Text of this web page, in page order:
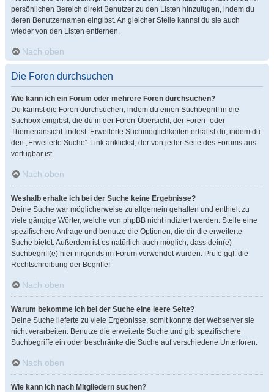
persönlichen Bereich direkt Benutzer zu den Listen hinzufügen, indem du
deren Benutzernamen eingibst. An gleicher Stelle kannst du sie auch
wieder von den Listen entfernen.
Nach oben
Die Foren durchsuchen
Wie kann ich ein Forum oder mehrere Foren durchsuchen?
Du kannst die Foren durchsuchen, indem du einen Suchbegriff in die
Suchbox eingibst, die du in der Foren-Übersicht, der Foren- oder
Themenansicht findest. Erweiterte Suchmöglichkeiten erhältst du, indem du
den „Erweiterte Suche“-Link anklickst, der von jeder Seite des Forums aus
verfügbar ist.
Nach oben
Weshalb erhalte ich bei der Suche keine Ergebnisse?
Deine Suche war möglicherweise zu allgemein gehalten und enthielt zu
viele gängige Wörter, welche von phpBB nicht indiziert werden. Stelle eine
spezifischere Anfrage und benutze die Optionen, die dir die erweiterte
Suche bietet. Außerdem ist es natürlich auch möglich, dass dein(e)
Suchbegriff(e) hier nirgends im Forum verwendet wurden. Prüfe ggf. die
Rechtschreibung der Begriffe!
Nach oben
Warum bekomme ich bei der Suche eine leere Seite?
Deine Suche lieferte zu viele Ergebnisse, somit konnte der Webserver sie
nicht verarbeiten. Benutze die erweiterte Suche und gib spezifischere
Suchbegriffe ein oder beschränke die Suche auf verschiedene Unterforen.
Nach oben
Wie kann ich nach Mitgliedern suchen?